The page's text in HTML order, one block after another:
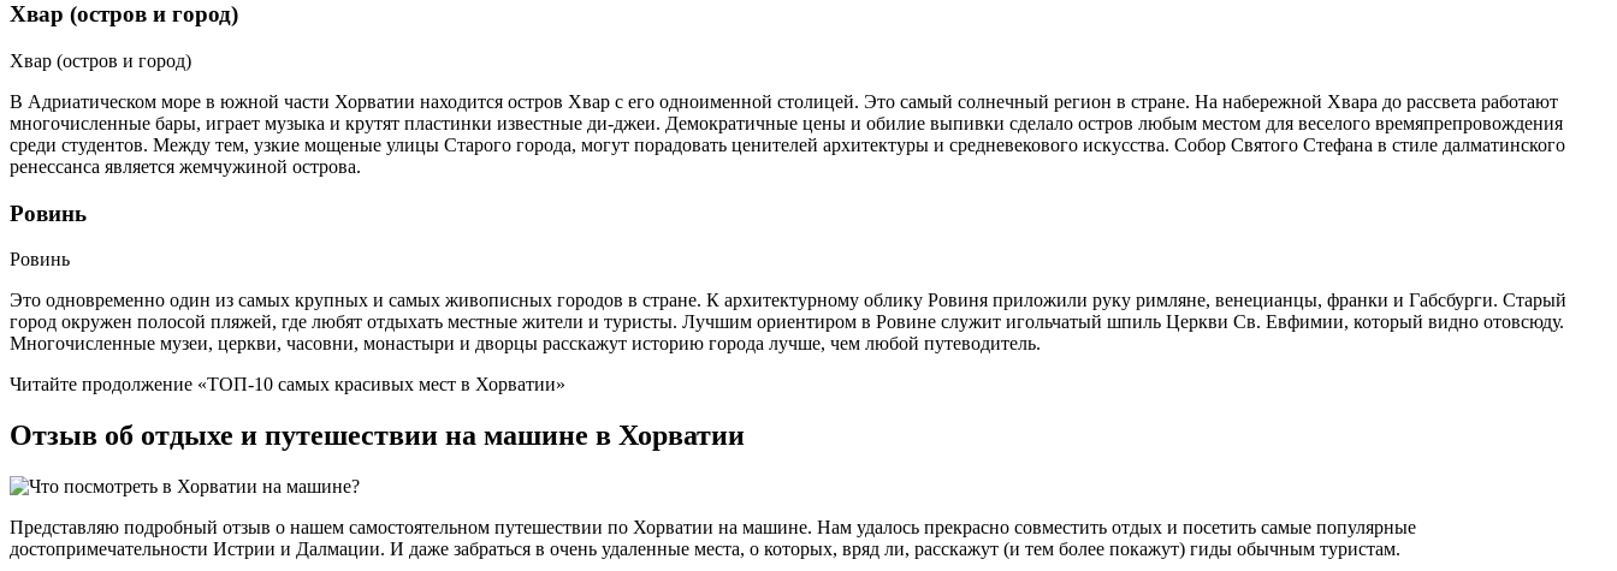
Хвар (остров и город)
Хвар (остров и город)
В Адриатическом море в южной части Хорватии находится остров Хвар с его одноименной столицей. Это самый солнечный регион в стране. На набережной Хвара до рассвета работают
многочисленные бары, играет музыка и крутят пластинки известные ди-джеи. Демократичные цены и обилие выпивки сделало остров любым местом для веселого времяпрепровождения
среди студентов. Между тем, узкие мощеные улицы Старого города, могут порадовать ценителей архитектуры и средневекового искусства. Собор Святого Стефана в стиле далматинского
ренессанса является жемчужиной острова.
Ровинь
Ровинь
Это одновременно один из самых крупных и самых живописных городов в стране. К архитектурному облику Ровиня приложили руку римляне, венецианцы, франки и Габсбурги. Старый
город окружен полосой пляжей, где любят отдыхать местные жители и туристы. Лучшим ориентиром в Ровине служит игольчатый шпиль Церкви Св. Евфимии, который видно отовсюду.
Многочисленные музеи, церкви, часовни, монастыри и дворцы расскажут историю города лучше, чем любой путеводитель.
Читайте продолжение «ТОП-10 самых красивых мест в Хорватии»
Отзыв об отдыхе и путешествии на машине в Хорватии
Представляю подробный отзыв о нашем самостоятельном путешествии по Хорватии на машине. Нам удалось прекрасно совместить отдых и посетить самые популярные
достопримечательности Истрии и Далмации. И даже забраться в очень удаленные места, о которых, вряд ли, расскажут (и тем более покажут) гиды обычным туристам.